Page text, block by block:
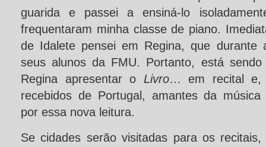
guarida e passei a ensiná-lo
frequentaram minha classe de piano.
de Idalete pensei em Regina, que durante
seus alunos da FMU. Portanto, está
Regina apresentar o Livro… em recital e,
recebidos de Portugal, amantes da música
por essa nova leitura.
Se cidades serão visitadas para os